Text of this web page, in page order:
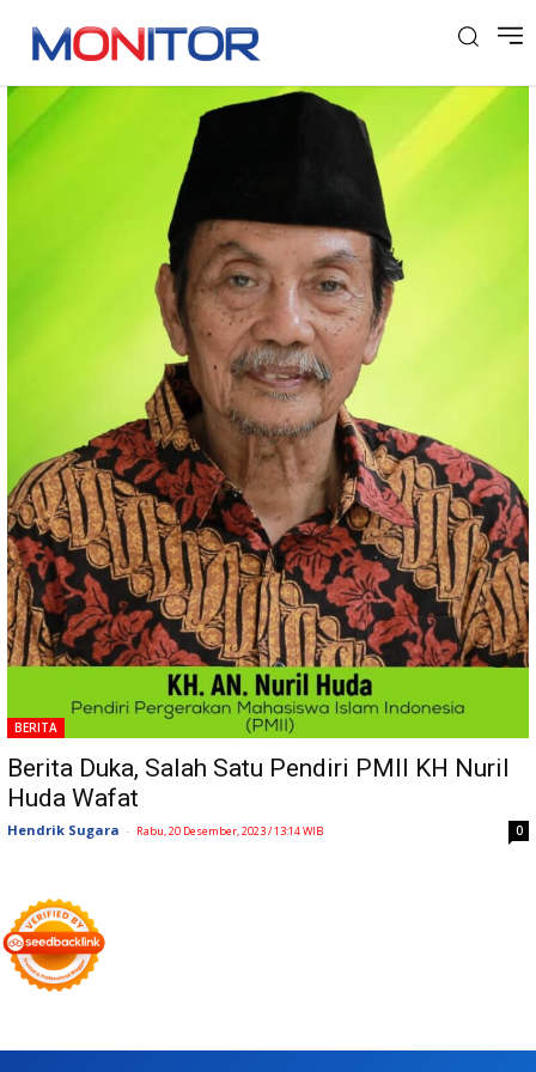
Tag: KH Nuril Huda
BERITA
Berita Duka, Salah Satu Pendiri PMII KH Nuril
Huda Wafat
Hendrik Sugara - Rabu, 20 Desember, 2023 / 13:14 WIB 0